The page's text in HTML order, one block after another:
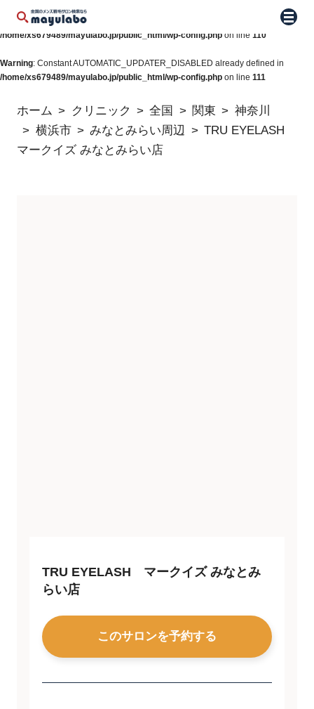
Warning: Constant WP_AUTO_UPDATE_CORE already defined in
/home/xs679489/mayulabo.jp/public_html/wp-config.php on line 110
Warning: Constant AUTOMATIC_UPDATER_DISABLED already defined in
/home/xs679489/mayulabo.jp/public_html/wp-config.php on line 111
メニ
ホーム クリニック 全国 関東
神奈川
横浜市
みなとみらい周辺
TRU EYELASH
マークイズ みなとみらい店
TRU EYELASH マークイズ みなとみ
らい店
このサロンを予約する